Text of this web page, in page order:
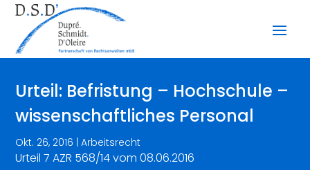
Urteil: Befristung – Hochschule –
wissenschaftliches Personal
Okt. 26, 2016 |Arbeitsrecht
Urteil 7 AZR 568/14 vom 08.06.2016